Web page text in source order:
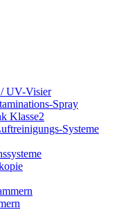
UV-Visier
Spray
Klasse2
Systeme